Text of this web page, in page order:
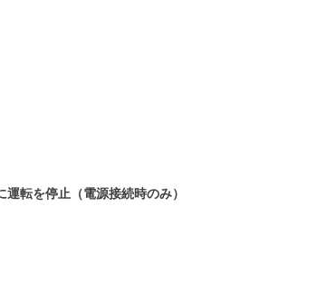
転を停止（電源接続時のみ）